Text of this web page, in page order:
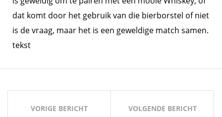
dat komt door het gebruik van die bierborstel of niet
is de vraag, maar het is een geweldige match samen.
tekst
Bericht
navigatie
VORIGE BERICHT VOLGENDE BERICHT